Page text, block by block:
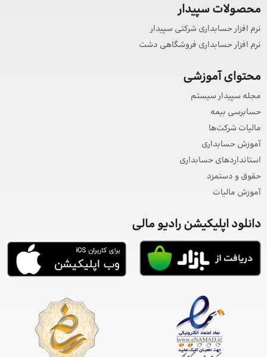
محصولات سپیدار
نرم افزار حسابداری شرکتی سپیدار
نرم افزار حسابداری فروشگاهی دشت
محتوای آموزشی
مجله سپیدار سیستم
حسابرسی بیمه
مالیات شرکت‌ها
آموزش حسابداری
استانداردهای حسابداری
حقوق و دستمزد
آموزش مالیات
دانلود اپلیکیشن رادیو مالی